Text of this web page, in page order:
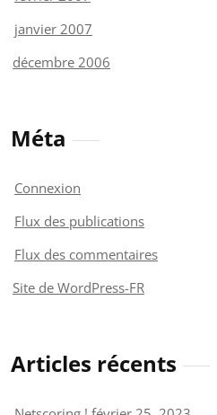
janvier 2007
décembre 2006
Méta
Connexion
Flux des publications
Flux des commentaires
Site de WordPress-FR
Articles récents